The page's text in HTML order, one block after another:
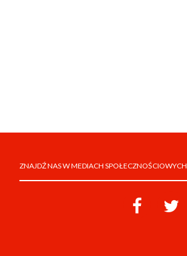
ZNAJDŹ NAS W MEDIACH SPOŁECZNOŚCIOWYCH